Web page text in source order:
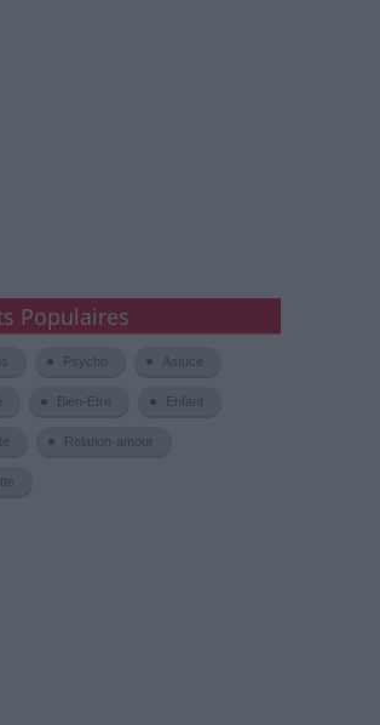
Populaires
Psycho Astuce
Bien-Etre Enfant
Relation-amour